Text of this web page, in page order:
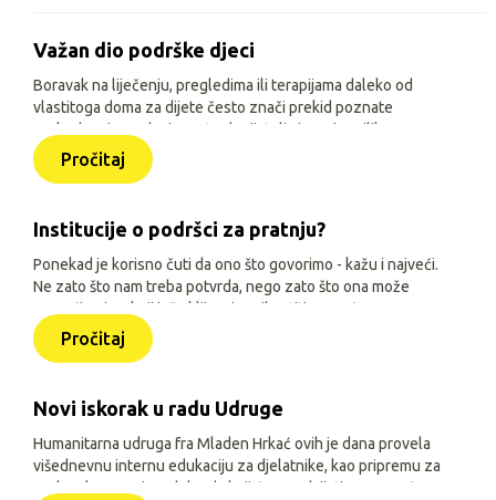
Važan dio podrške djeci
Boravak na liječenju, pregledima ili terapijama daleko od
vlastitoga doma za dijete često znači prekid poznate
svakodnevice, odvojenost od prijatelja i manje prilika za
igru, učenje i druženje. Zato je, uz siguran smještaj i
osnovne životne uvjete, važno djeci omogućiti sadržaje
Pročitaj
Institucije o podršci za pratnju?
Ponekad je korisno čuti da ono što govorimo - kažu i najveći.
Ne zato što nam treba potvrda, nego zato što ona može
pomoći onima koji još oklijevaju prihvatiti pomoć.
Pročitaj
Novi iskorak u radu Udruge
Humanitarna udruga fra Mladen Hrkać ovih je dana provela
višednevnu internu edukaciju za djelatnike, kao pripremu za
prelazak na novi model rada koji će se odvijati uz pomoć